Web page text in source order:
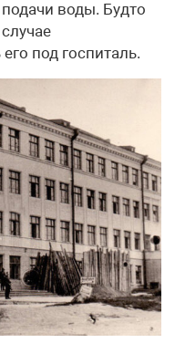
воды. Будто
под госпиталь.